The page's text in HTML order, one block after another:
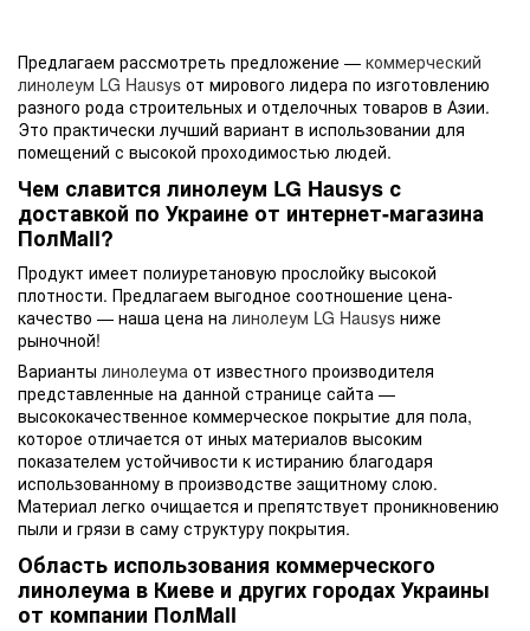
Предлагаем рассмотреть предложение — коммерческий
линолеум LG Hausys от мирового лидера по изготовлению
разного рода строительных и отделочных товаров в Азии.
Это практически лучший вариант в использовании для
помещений с высокой проходимостью людей.
Чем славится линолеум LG Hausys с
доставкой по Украине от интернет-магазина
ПолMall?
Продукт имеет полиуретановую прослойку высокой
плотности. Предлагаем выгодное соотношение цена-
качество — наша цена на линолеум LG Hausys ниже
рыночной!
Варианты линолеума от известного производителя
представленные на данной странице сайта —
высококачественное коммерческое покрытие для пола,
которое отличается от иных материалов высоким
показателем устойчивости к истиранию благодаря
использованному в производстве защитному слою.
Материал легко очищается и препятствует проникновению
пыли и грязи в саму структуру покрытия.
Область использования коммерческого
линолеума в Киеве и других городах Украины
от компании ПолMall